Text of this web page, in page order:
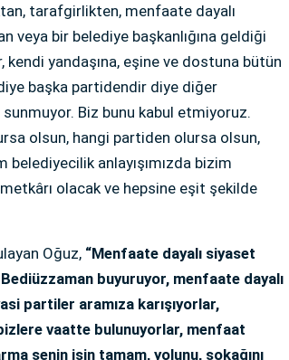
tarafgirlikten, menfaate dayalı
bir belediye başkanlığına geldiği
yandaşına, eşine ve dostuna bütün
başka partidendir diye diğer
Biz bunu kabul etmiyoruz.
olsun, hangi partiden olursa olsun,
anlayışımızda bizim
olacak ve hepsine eşit şekilde
Oğuz, “Menfaate dayalı siyaset
buyuruyor, menfaate dayalı
partiler aramıza karışıyorlar,
vaatte bulunuyorlar, menfaat
senin işin tamam, yolunu, sokağını